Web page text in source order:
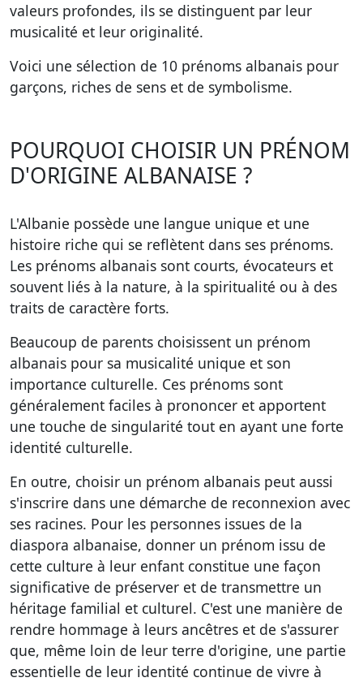
valeurs profondes, ils se distinguent par leur
musicalité et leur originalité.
Voici une sélection de 10 prénoms albanais pour
garçons, riches de sens et de symbolisme.
POURQUOI CHOISIR UN PRÉNOM
D'ORIGINE ALBANAISE ?
L'Albanie possède une langue unique et une
histoire riche qui se reflètent dans ses prénoms.
Les prénoms albanais sont courts, évocateurs et
souvent liés à la nature, à la spiritualité ou à des
traits de caractère forts.
Beaucoup de parents choisissent un prénom
albanais pour sa musicalité unique et son
importance culturelle. Ces prénoms sont
généralement faciles à prononcer et apportent
une touche de singularité tout en ayant une forte
identité culturelle.
En outre, choisir un prénom albanais peut aussi
s'inscrire dans une démarche de reconnexion avec
ses racines. Pour les personnes issues de la
diaspora albanaise, donner un prénom issu de
cette culture à leur enfant constitue une façon
significative de préserver et de transmettre un
héritage familial et culturel. C'est une manière de
rendre hommage à leurs ancêtres et de s'assurer
que, même loin de leur terre d'origine, une partie
essentielle de leur identité continue de vivre à